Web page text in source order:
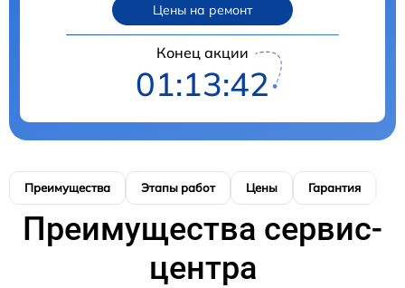
Цены на ремонт
Конец акции
01:13:41
Преимущества Этапы работ Цены Гарантия
Преимущества сервис-
центра